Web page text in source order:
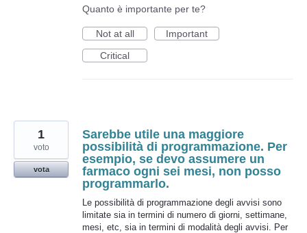
Quanto è importante per te?
Not at all
Important
Critical
Sarebbe utile una maggiore
possibilità di programmazione. Per
esempio, se devo assumere un
farmaco ogni sei mesi, non posso
programmarlo.
Le possibilità di programmazione degli avvisi sono
limitate sia in termini di numero di giorni, settimane,
mesi, etc, sia in termini di modalità degli avvisi. Per
1
voto
vota